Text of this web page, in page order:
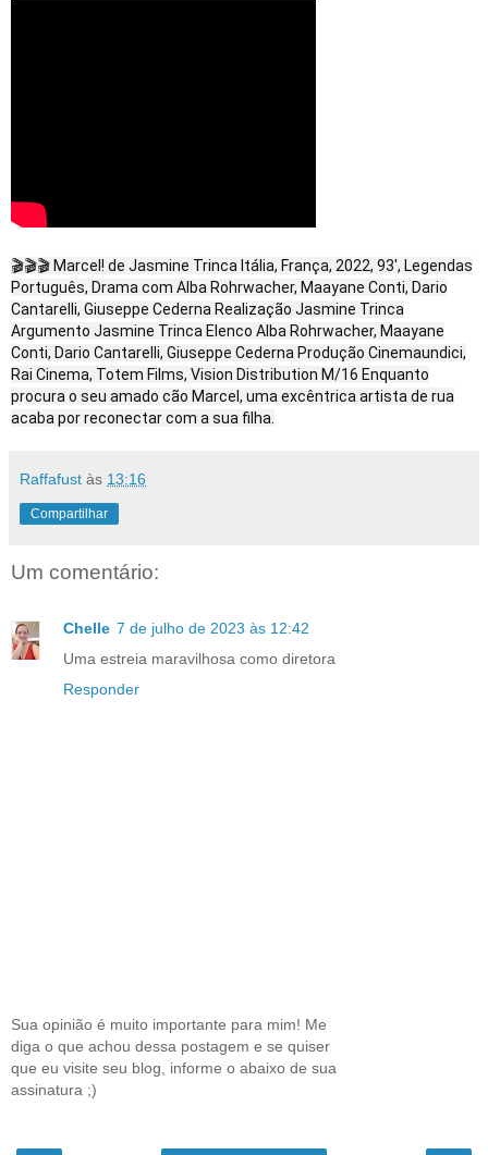
🎬🎬🎬 Marcel! de Jasmine Trinca Itália, França, 2022, 93', Legendas
Português, Drama com Alba Rohrwacher, Maayane Conti, Dario
Cantarelli, Giuseppe Cederna Realização Jasmine Trinca
Argumento Jasmine Trinca Elenco Alba Rohrwacher, Maayane
Conti, Dario Cantarelli, Giuseppe Cederna Produção Cinemaundici,
Rai Cinema, Totem Films, Vision Distribution M/16 Enquanto
procura o seu amado cão Marcel, uma excêntrica artista de rua
acaba por reconectar com a sua filha.
Raffafust às 13:16
Compartilhar
Um comentário:
Chelle 7 de julho de 2023 às 12:42
Uma estreia maravilhosa como diretora
Responder
Sua opinião é muito importante para mim! Me
diga o que achou dessa postagem e se quiser
que eu visite seu blog, informe o abaixo de sua
assinatura ;)